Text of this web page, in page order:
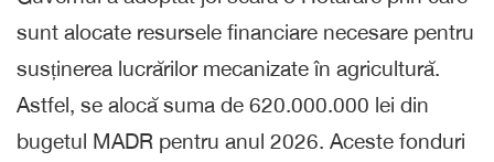
sunt alocate resursele financiare necesare pentru
susținerea lucrărilor mecanizate în agricultură.
Astfel, se alocă suma de 620.000.000 lei din
bugetul MADR pentru anul 2026. Aceste fonduri